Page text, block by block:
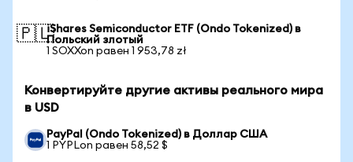
🇵🇱iShares Semiconductor ETF (Ondo Tokenized) в
Польский злотый
1 SOXXon равен 1 953,78 zł
Конвертируйте другие активы реального мира
в USD
PayPal (Ondo Tokenized) в Доллар США
1 PYPLon равен 58,52 $